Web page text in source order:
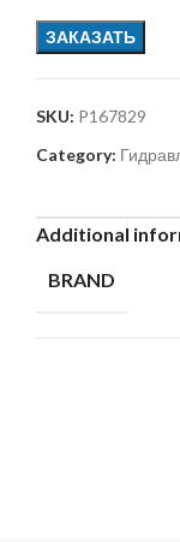
ЗАКАЗАТЬ
SKU: P167829
Category:
Additional
BRAND